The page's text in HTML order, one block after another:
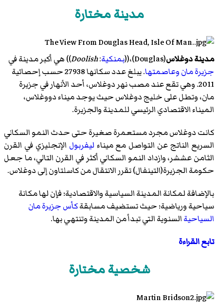
مدينة مختارة
مدينة دوغلاس(
Douglas)‏،((بمنكية:
Doolish)‏) هي أكبر مدينة في
جزيرة مانوعاصمتها
. يبلغ عدد سكانها 27938 حسب إحصائية
2011. وهي تقع عند مصب نهر دوغلاس، أحد الأنهار في جزيرة
مان، وتطل على خليج دوغلاس حيث يوجد ميناء دووغلاس،
الميناء الاقتصادي الرئيسي للمدينة والجزيرة.
كانت دوغلاس مجرد مستعمرة صغيرة حتى حدث النمو السكاني
السريع الناتج عن التواصل مع ميناء ليفربول الإنجليزي في القرن
الثامن عششر، وازداد النمو السكاني أكثر في القرن التالي، ما جعل
حكومة الجزيرة(التينفال) تقرر الانتقال من كاسلتاون إلى دوغلاس.
بالإضافة لمكانة المدينة السياسية والاقتصادية؛ فإن لها مكانة
سياحية ورياضية؛ حيث تستضيف مسابقةكأس جزيرة مان
السياحيةالسنوية التي تبدأ من المدينة وتنتهي بها.
تابع القراءة
شخصية مختارة